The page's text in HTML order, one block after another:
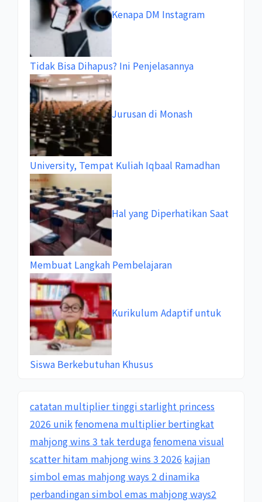
Kenapa DM Instagram
Tidak Bisa Dihapus? Ini Penjelasannya
Jurusan di Monash
University, Tempat Kuliah Iqbaal Ramadhan
Hal yang Diperhatikan Saat
Membuat Langkah Pembelajaran
Kurikulum Adaptif untuk
Siswa Berkebutuhan Khusus
catatan multiplier tinggi starlight princess
2026 unikfenomena multiplier bertingkat
mahjong wins 3 tak terdugafenomena visual
scatter hitam mahjong wins 3 2026 kajian
simbol emas mahjong ways 2 dinamika
perbandingan simbol emas mahjong ways2